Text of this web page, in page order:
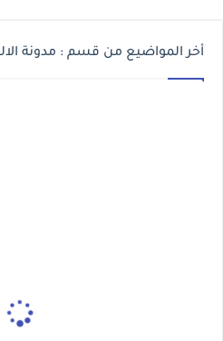
أخر المواضيع من قسم : مدونة